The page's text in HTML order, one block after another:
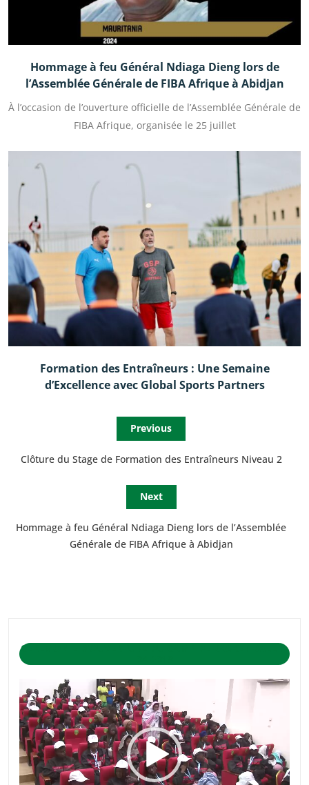
Hommage à feu Général Ndiaga Dieng lors de
l’Assemblée Générale de FIBA Afrique à Abidjan
À l’occasion de l’ouverture officielle de l’Assemblée Générale de
FIBA Afrique, organisée le 25 juillet
Formation des Entraîneurs : Une Semaine
d’Excellence avec Global Sports Partners
Previous
Clôture du Stage de Formation des Entraîneurs Niveau 2
Next
Hommage à feu Général Ndiaga Dieng lors de l’Assemblée
Générale de FIBA Afrique à Abidjan
CÉRÉMONIE D’OUVERTURE DU CAMP DE BASKET-BALL 1-
Lecteur
vidéo